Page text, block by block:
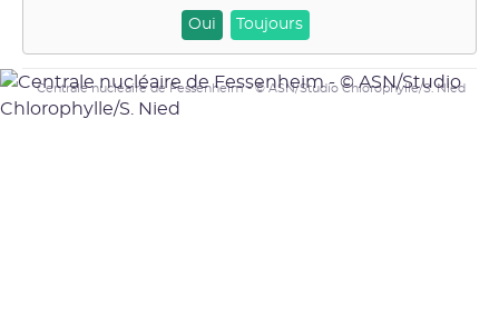
Oui Toujours
Centrale nucléaire de Fessenheim - © ASN/Studio Chlorophylle/S. Nied